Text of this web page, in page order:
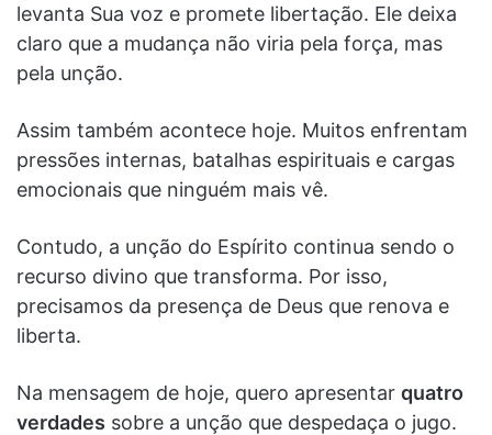
levanta Sua voz e promete libertação. Ele deixa
claro que a mudança não viria pela força, mas
pela unção.
Assim também acontece hoje. Muitos enfrentam
pressões internas, batalhas espirituais e cargas
emocionais que ninguém mais vê.
Contudo, a unção do Espírito continua sendo o
recurso divino que transforma. Por isso,
precisamos da presença de Deus que renova e
liberta.
Na mensagem de hoje, quero apresentar quatro
verdades sobre a unção que despedaça o jugo.